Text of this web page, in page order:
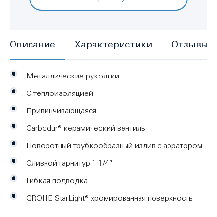
Описание
Металлические рукоятки
С теплоизоляцией
Привинчивающаяся
Carbodur® керамический вентиль
Поворотный трубкообразный излив с аэратором
Сливной гарнитур 1 1/4″
Гибкая подводка
GROHE StarLight® хромированная поверхность
Характеристики Отзывы